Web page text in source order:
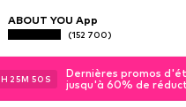
ABOUT YOU App
(152 700)
H 25M 49 S
Dernières promos
jusqu'à 60% de